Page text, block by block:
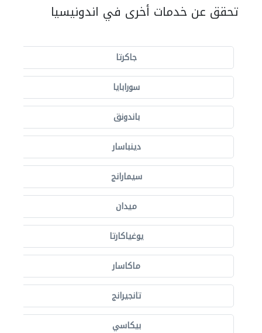
تحقق عن خدمات أخرى في اندونيسيا
جاكرتا
سورابايا
باندونق
دينباسار
سيمارانج
ميدان
يوغياكارتا
ماكاسار
تانجيرانج
بيكاسي